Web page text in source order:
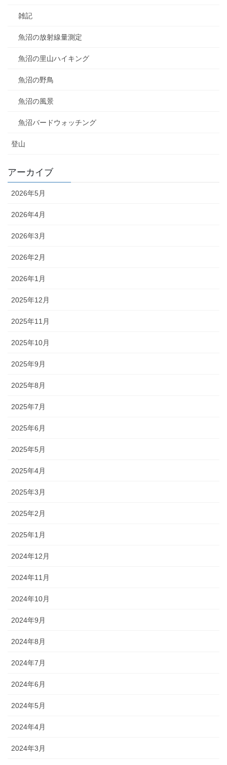
雑記
魚沼の放射線量測定
魚沼の里山ハイキング
魚沼の野鳥
魚沼の風景
魚沼バードウォッチング
登山
アーカイブ
2026年5月
2026年4月
2026年3月
2026年2月
2026年1月
2025年12月
2025年11月
2025年10月
2025年9月
2025年8月
2025年7月
2025年6月
2025年5月
2025年4月
2025年3月
2025年2月
2025年1月
2024年12月
2024年11月
2024年10月
2024年9月
2024年8月
2024年7月
2024年6月
2024年5月
2024年4月
2024年3月